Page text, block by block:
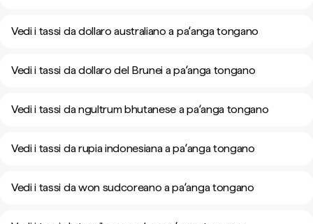
Vedi i tassi da dollaro australiano a paʻanga tongano
Vedi i tassi da dollaro del Brunei a paʻanga tongano
Vedi i tassi da ngultrum bhutanese a paʻanga tongano
Vedi i tassi da rupia indonesiana a paʻanga tongano
Vedi i tassi da won sudcoreano a paʻanga tongano